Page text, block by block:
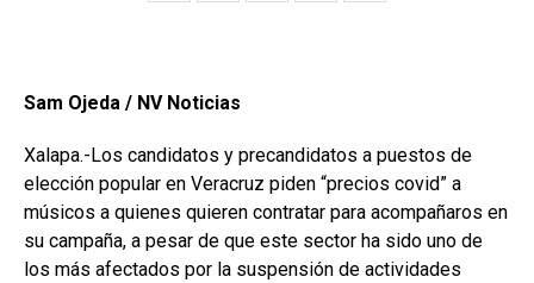
Sam Ojeda / NV Noticias
Xalapa.-Los candidatos y precandidatos a puestos de
elección popular en Veracruz piden “precios covid” a
músicos a quienes quieren contratar para acompañaros en
su campaña, a pesar de que este sector ha sido uno de
los más afectados por la suspensión de actividades